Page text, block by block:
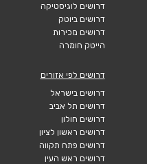
דרושים לוגיסטיקה
דרושים ביוטק
דרושים מכירות
הייטק חומרה
דרושים לפי אזורים
דרושים בישראל
דרושים תל אביב
דרושים חולון
דרושים ראשון לציון
דרושים פתח תקווה
דרושים ראש העין